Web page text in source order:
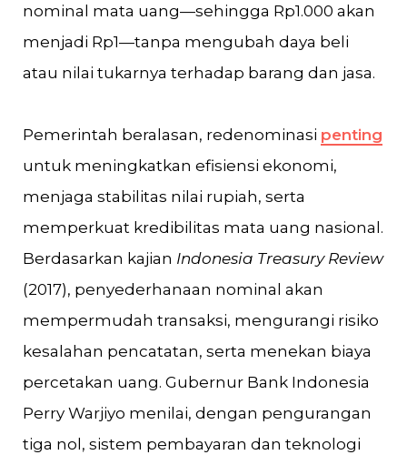
nominal mata uang—sehingga Rp1.000 akan
menjadi Rp1—tanpa mengubah daya beli
atau nilai tukarnya terhadap barang dan jasa.
Pemerintah beralasan, redenominasi penting
untuk meningkatkan efisiensi ekonomi,
menjaga stabilitas nilai rupiah, serta
memperkuat kredibilitas mata uang nasional.
Berdasarkan kajian Indonesia Treasury Review
(2017), penyederhanaan nominal akan
mempermudah transaksi, mengurangi risiko
kesalahan pencatatan, serta menekan biaya
percetakan uang. Gubernur Bank Indonesia
Perry Warjiyo menilai, dengan pengurangan
tiga nol, sistem pembayaran dan teknologi